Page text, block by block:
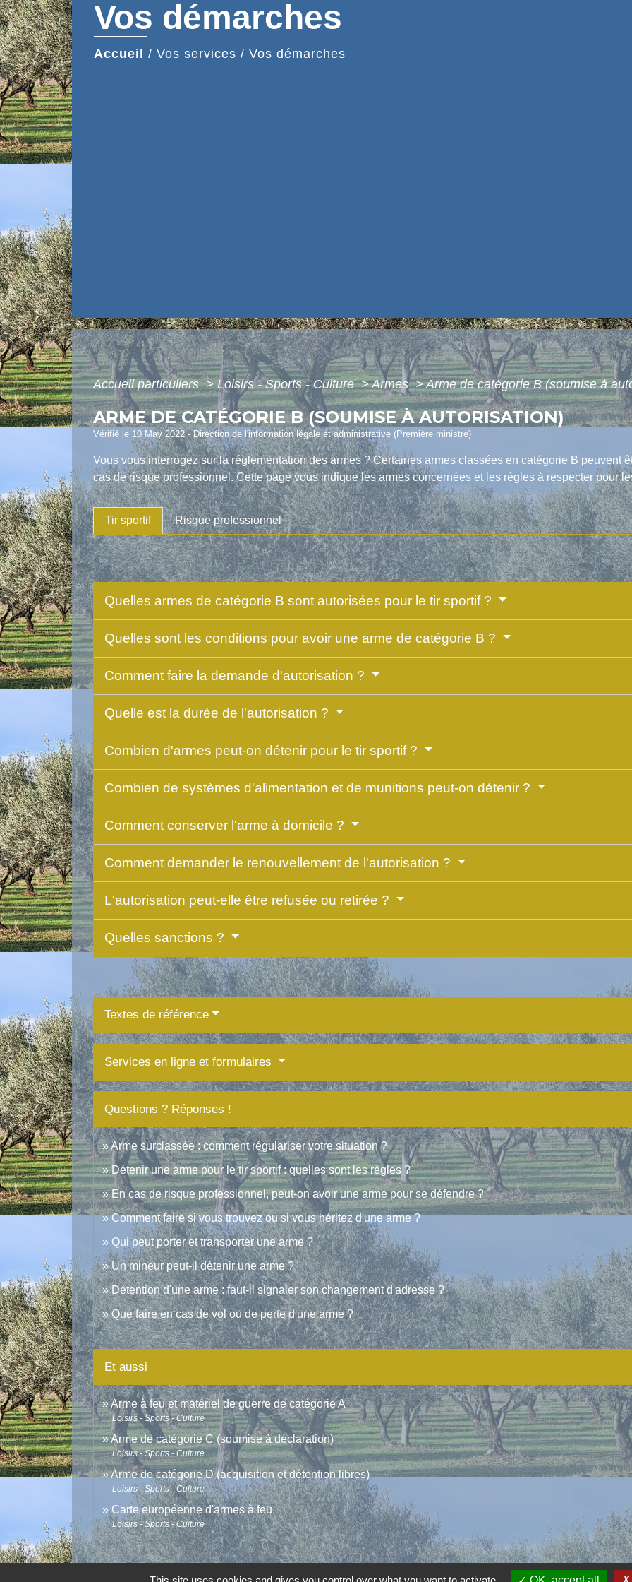
Vos démarches
Accueil / Vos services / Vos démarches
Accueil particuliers> Loisirs - Sports - Culture> Armes> Arme de catégorie B (soumise à
ARME DE CATÉGORIE B (SOUMISE À AUTORISATION)
Vérifié le 10 May 2022 - Direction de l'information légale et administrative (Première ministre)
Vous vous interrogez sur la réglementation des armes ? Certaines armes classées en catégorie B peuvent
cas de risque professionnel. Cette page vous indique les armes concernées et les règles à respecter pour
Tir sportif Risque professionnel
Quelles armes de catégorie B sont autorisées pour le tir sportif ?
Quelles sont les conditions pour avoir une arme de catégorie B ?
Comment faire la demande d'autorisation ?
Quelle est la durée de l'autorisation ?
Combien d'armes peut-on détenir pour le tir sportif ?
Combien de systèmes d'alimentation et de munitions peut-on détenir ?
Comment conserver l'arme à domicile ?
Comment demander le renouvellement de l'autorisation ?
L'autorisation peut-elle être refusée ou retirée ?
Quelles sanctions ?
Textes de référence
Services en ligne et formulaires
Questions ? Réponses !
Arme surclassée : comment régulariser votre situation ?
Détenir une arme pour le tir sportif : quelles sont les règles ?
En cas de risque professionnel, peut-on avoir une arme pour se défendre ?
Comment faire si vous trouvez ou si vous héritez d'une arme ?
Qui peut porter et transporter une arme ?
Un mineur peut-il détenir une arme ?
Détention d'une arme : faut-il signaler son changement d'adresse ?
Que faire en cas de vol ou de perte d'une arme ?
Et aussi
Arme à feu et matériel de guerre de catégorie A
Loisirs - Sports - Culture
Arme de catégorie C (soumise à déclaration)
Loisirs - Sports - Culture
Arme de catégorie D (acquisition et détention libres)
Loisirs - Sports - Culture
Carte européenne d'armes à feu
Loisirs - Sports - Culture